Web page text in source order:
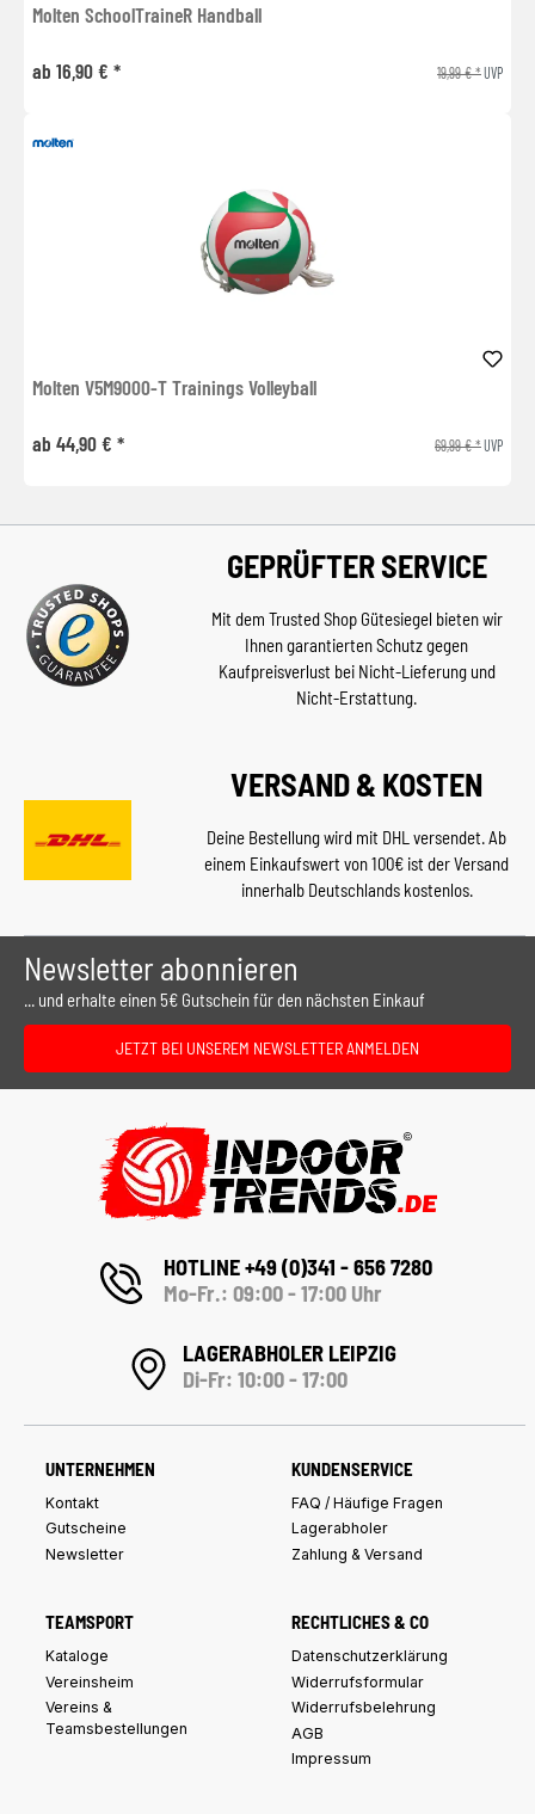
Molten SchoolTraineR Handball
ab 16,90 € * 19,99 € *UVP
Molten V5M9000-T Trainings Volleyball
ab 44,90 € * 69,99 € *UVP
GEPRÜFTER SERVICE
Mit dem Trusted Shop Gütesiegel bieten wir
Ihnen garantierten Schutz gegen
Kaufpreisverlust bei Nicht-Lieferung und
Nicht-Erstattung.
VERSAND & KOSTEN
Deine Bestellung wird mit DHL versendet. Ab
einem Einkaufswert von 100€ ist der Versand
innerhalb Deutschlands kostenlos.
Newsletter abonnieren
... und erhalte einen 5€ Gutschein für den nächsten Einkauf
JETZT BEI UNSEREM NEWSLETTER ANMELDEN
HOTLINE +49 (0)341 - 656 7280
Mo-Fr.: 09:00 - 17:00 Uhr
LAGERABHOLER LEIPZIG
Di-Fr: 10:00 - 17:00
UNTERNEHMEN
Kontakt
Gutscheine
Newsletter
KUNDENSERVICE
FAQ / Häufige Fragen
Lagerabholer
Zahlung & Versand
TEAMSPORT
Kataloge
Vereinsheim
Vereins &
Teamsbestellungen
RECHTLICHES & CO
Datenschutzerklärung
Widerrufsformular
Widerrufsbelehrung
AGB
Impressum